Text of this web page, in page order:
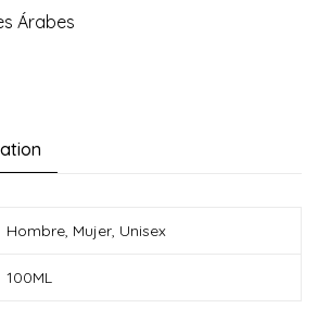
Árabes
Hombre Mujer Unisex
100ML